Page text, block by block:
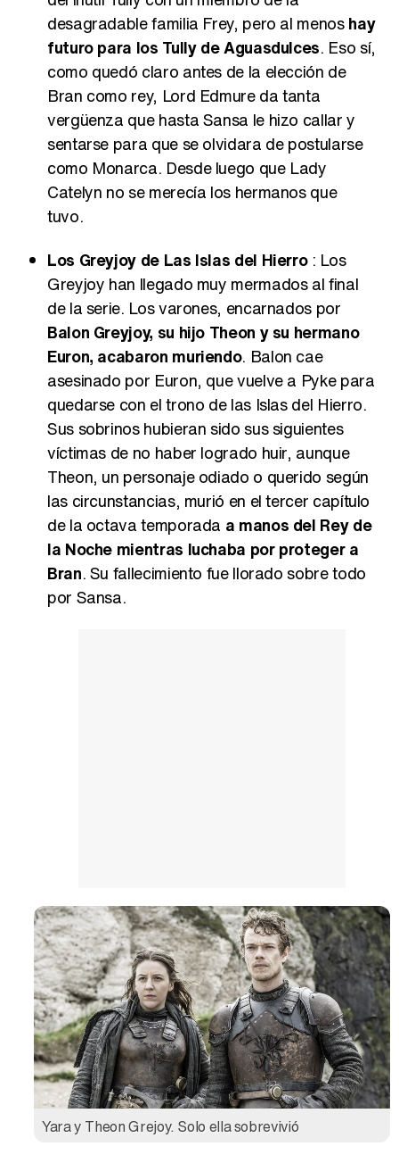
desagradable familia Frey, pero al menoshay
futuro para los Tully de Aguasdulces. Eso sí,
como quedó claro antes de la elección de
Bran como rey, Lord Edmure da tanta
vergüenza que hasta Sansa le hizo callar y
sentarse para que se olvidara de postularse
como Monarca. Desde luego que Lady
Catelyn no se merecía los hermanos que
tuvo.
Los Greyjoy de Las Islas del Hierro: Los
Greyjoy han llegado muy mermados al final
de la serie. Los varones, encarnados por
Balon Greyjoy, su hijo Theon y su hermano
Euron, acabaron muriendo. Balon cae
asesinado por Euron, que vuelve a Pyke para
quedarse con el trono de las Islas del Hierro.
Sus sobrinos hubieran sido sus siguientes
víctimas de no haber logrado huir, aunque
Theon, un personaje odiado o querido según
las circunstancias, murió en el tercer capítulo
de la octava temporada a manos del Rey de
la Noche mientras luchaba por proteger a
Bran. Su fallecimiento fue llorado sobre todo
por Sansa.
Yara y Theon Grejoy. Solo ella sobrevivió